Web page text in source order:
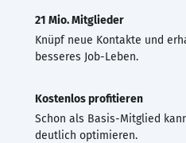
21 Mio. Mitglieder
Knüpf neue Kontakte und
besseres Job-Leben.
Kostenlos profitieren
Schon als Basis-Mitglied
deutlich optimieren.